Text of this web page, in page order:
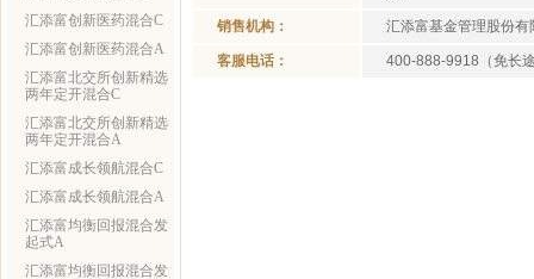
汇添富创新医药混合C
汇添富创新医药混合A
汇添富北交所创新精选
两年定开混合C
汇添富北交所创新精选
两年定开混合A
汇添富成长领航混合C
汇添富成长领航混合A
汇添富均衡回报混合发
起式A
汇添富均衡回报混合发
销售机构： 汇添富基金管理股份有
客服电话： 400-888-9918（免长